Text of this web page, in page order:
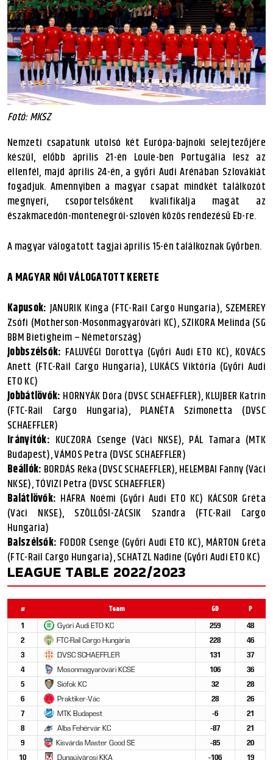
Fotó: MKSZ
Nemzeti csapatunk utolsó két Európa-bajnoki selejtezőjére
készül, előbb április 21-én Loule-ben Portugália lesz az
ellenfél, majd április 24-én, a győri Audi Arénában Szlovákiát
fogadjuk. Amennyiben a magyar csapat mindkét találkozót
megnyeri, csoportelsőként kvalifikálja magát az
északmacedón-montenegrói-szlovén közös rendezésű Eb-re.
A magyar válogatott tagjai április 15-én találkoznak Győrben.
A MAGYAR NŐI VÁLOGATOTT KERETE
Kapusok: JANURIK Kinga (FTC-Rail Cargo Hungaria), SZEMEREY
Zsófi (Motherson-Mosonmagyaróvári KC), SZIKORA Melinda (SG
BBM Bietigheim – Németország)
Jobbszélsők: FALUVÉGI Dorottya (Győri Audi ETO KC), KOVÁCS
Anett (FTC-Rail Cargo Hungaria), LUKÁCS Viktória (Győri Audi
ETO KC)
Jobbátlövők: HORNYÁK Dóra (DVSC SCHAEFFLER), KLUJBER Katrin
(FTC-Rail Cargo Hungaria), PLANÉTA Szimonetta (DVSC
SCHAEFFLER)
Irányítók: KUCZORA Csenge (Váci NKSE), PÁL Tamara (MTK
Budapest), VÁMOS Petra (DVSC SCHAEFFLER)
Beállók: BORDÁS Réka (DVSC SCHAEFFLER), HELEMBAI Fanny (Váci
NKSE), TÓVIZI Petra (DVSC SCHAEFFLER)
Balátlövők: HÁFRA Noémi (Győri Audi ETO KC) KÁCSOR Gréta
(Váci NKSE), SZÖLLŐSI-ZÁCSIK Szandra (FTC-Rail Cargo
Hungaria)
Balszélsők: FODOR Csenge (Győri Audi ETO KC), MÁRTON Gréta
(FTC-Rail Cargo Hungaria), SCHATZL Nadine (Győri Audi ETO KC)
LEAGUE TABLE 2022/2023
# Team GD P
1 Győri Audi ETO KC 259
48
2
FTC-Rail Cargo Hungária 228
46
3
DVSC SCHAEFFLER 131
37
4
Mosonmagyaróvári KCSE 106
36
5
Siófok KC 32
28
6
Praktiker-Vác 28
26
7
MTK Budapest -6
21
8
Alba Fehérvár KC -87
21
9
Kisvárda Master Good SE -85
20
10
Dunaújvárosi KKA -106 19